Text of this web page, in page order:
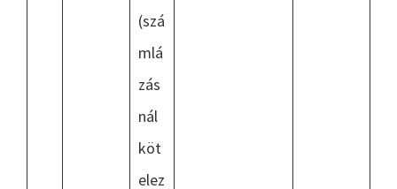
(szá
mlá
zás
nál
köt
elez